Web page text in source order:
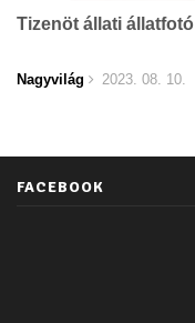
Tizenöt állati állatfotó
Nagyvilág 2023. 08. 10.
FACEBOOK